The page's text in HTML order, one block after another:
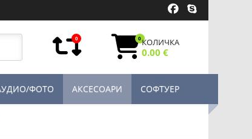
0 0КОЛИЧКА
0.00 €
ФОТО АКСЕСОАРИ СОФТУЕР